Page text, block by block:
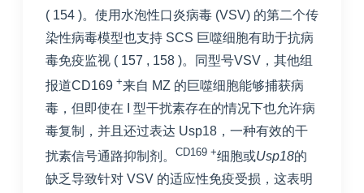
( 154 )。使用水泡性口炎病毒 (VSV) 的第二个传
染性病毒模型也支持 SCS 巨噬细胞有助于抗病
毒免疫监视 ( 157 , 158 )。同型号VSV，其他组
报道CD169 +来自 MZ 的巨噬细胞能够捕获病
毒，但即使在 I 型干扰素存在的情况下也允许病
毒复制，并且还过表达 Usp18，一种有效的干
扰素信号通路抑制剂。 CD169 +细胞或Usp18的
缺乏导致针对 VSV 的适应性免疫受损，这表明